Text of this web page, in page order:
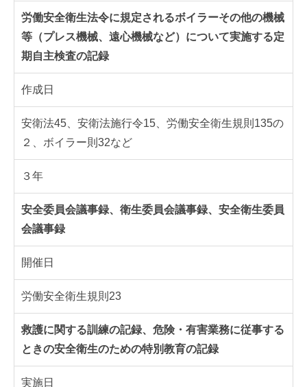
労働安全衛生法令に規定されるボイラーその他の機械
等（プレス機械、遠心機械など）について実施する定
期自主検査の記録
作成日
安衛法45、安衛法施行令15、労働安全衛生規則135の
２、ボイラー則32など
３年
安全委員会議事録、衛生委員会議事録、安全衛生委員
会議事録
開催日
労働安全衛生規則23
救護に関する訓練の記録、危険・有害業務に従事する
ときの安全衛生のための特別教育の記録
実施日